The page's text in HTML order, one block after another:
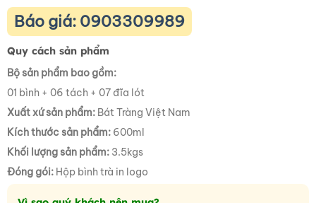
Báo giá: 0903309989
Quy cách sản phẩm
Bộ sản phẩm bao gồm:
01 bình + 06 tách + 07 đĩa lót
Xuất xứ sản phẩm: Bát Tràng Việt Nam
Kích thước sản phẩm: 600ml
Khối lượng sản phẩm: 3.5kgs
Đóng gói: Hộp bình trà in logo